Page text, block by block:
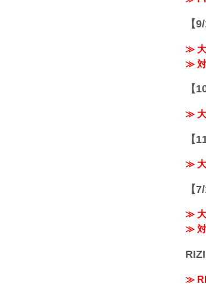
【
≫ 大
≫ 対
【
≫ 大
【
≫ 大
【
≫ 大
≫ 対
≫